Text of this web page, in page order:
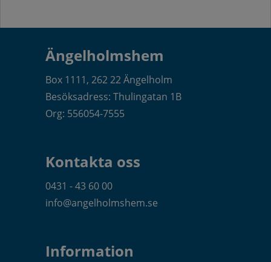
Ängelholmshem
Box 1111, 262 22 Ängelholm
Besöksadress: Thulingatan 1B
Org: 556054-7555
Kontakta oss
0431 - 43 60 00
info@angelholmshem.se
Information